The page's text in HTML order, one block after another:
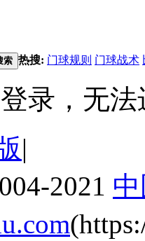
索 热搜: 门球规则 门球战术
录，无
|
2021